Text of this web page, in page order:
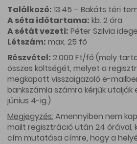
Találkozó: 13.45 – Bakáts téri
A séta időtartama: kb. 2 óra
A sétát vezeti: Péter Szilvia
Létszám: max. 25 fő
Részvétel: 2.000 Ft/fő (mely
összes költségét, melyet a
megkapott visszaigazoló e-
bankszámla számra kérjük utalják
június 4-ig.)
Megjegyzés: Amennyiben nem
mailt regisztráció után 24 órával,
cím mutatása címre, hogy a